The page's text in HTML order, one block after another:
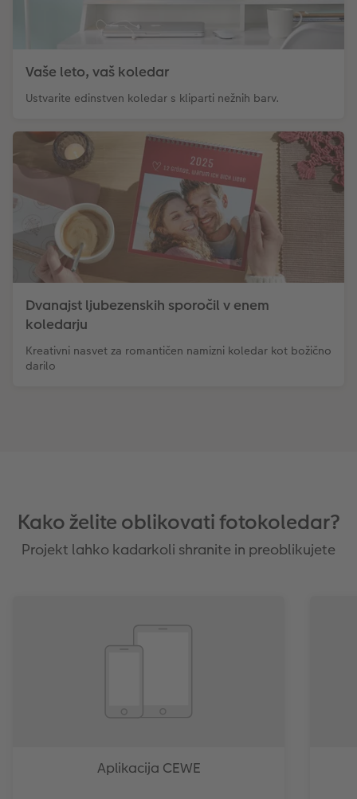
Vaše leto, vaš koledar
Ustvarite edinstven koledar s kliparti nežnih barv.
Dvanajst ljubezenskih sporočil v enem
koledarju
Kreativni nasvet za romantičen namizni koledar kot božično
darilo
Kako želite oblikovati fotokoledar?
Projekt lahko kadarkoli shranite in preoblikujete
Aplikacija CEWE